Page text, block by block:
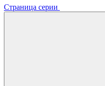
Страница серии